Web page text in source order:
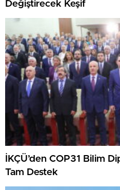
Değiştirecek Keşif
İKÇÜ’den COP31 Bilim
Tam Destek